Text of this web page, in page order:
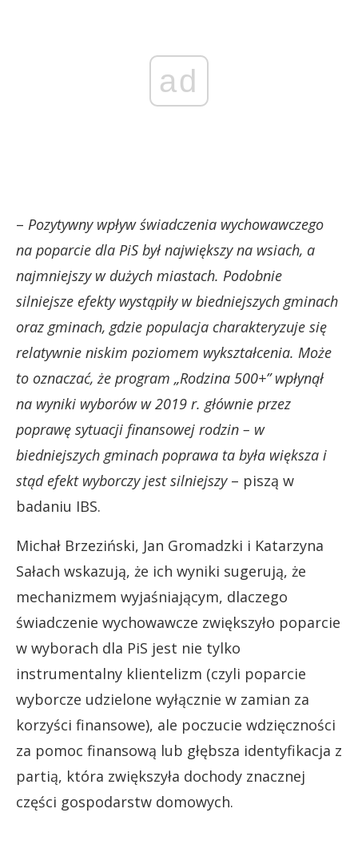
ad
– Pozytywny wpływ świadczenia wychowawczego
na poparcie dla PiS był największy na wsiach, a
najmniejszy w dużych miastach. Podobnie
silniejsze efekty wystąpiły w biedniejszych gminach
oraz gminach, gdzie populacja charakteryzuje się
relatywnie niskim poziomem wykształcenia. Może
to oznaczać, że program „Rodzina 500+” wpłynął
na wyniki wyborów w 2019 r. głównie przez
poprawę sytuacji finansowej rodzin – w
biedniejszych gminach poprawa ta była większa i
stąd efekt wyborczy jest silniejszy– piszą w
badaniu IBS.
Michał Brzeziński, Jan Gromadzki i Katarzyna
Sałach wskazują, że ich wyniki sugerują, że
mechanizmem wyjaśniającym, dlaczego
świadczenie wychowawcze zwiększyło poparcie
w wyborach dla PiS jest nie tylko
instrumentalny klientelizm (czyli poparcie
wyborcze udzielone wyłącznie w zamian za
korzyści finansowe), ale poczucie wdzięczności
za pomoc finansową lub głębsza identyfikacja z
partią, która zwiększyła dochody znacznej
części gospodarstw domowych.